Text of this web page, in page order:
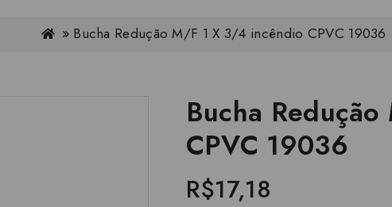
Bucha Redução M/F 1 X 3/4 incêndio CPVC 19036
Bucha
CPVC 19036
R$17,18